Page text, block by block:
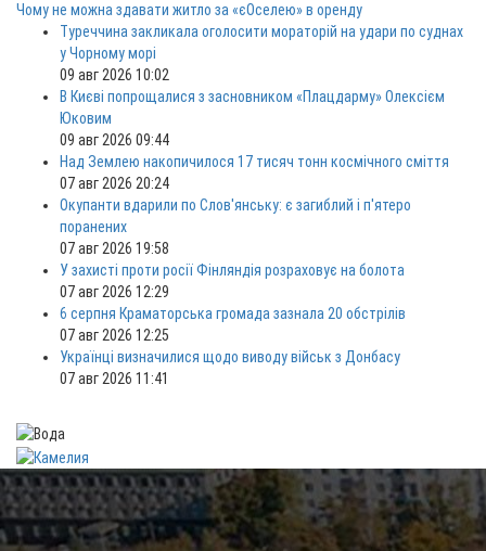
Чому не можна здавати житло за «єОселею» в оренду
Туреччина закликала оголосити мораторій на удари по суднах
у Чорному морі
09 авг 2026 10:02
В Києві попрощалися з засновником «Плацдарму» Олексієм
Юковим
09 авг 2026 09:44
Над Землею накопичилося 17 тисяч тонн космічного сміття
07 авг 2026 20:24
Окупанти вдарили по Слов'янську: є загиблий і п'ятеро
поранених
07 авг 2026 19:58
У захисті проти росії Фінляндія розраховує на болота
07 авг 2026 12:29
6 серпня Краматорська громада зазнала 20 обстрілів
07 авг 2026 12:25
Українці визначилися щодо виводу військ з Донбасу
07 авг 2026 11:41